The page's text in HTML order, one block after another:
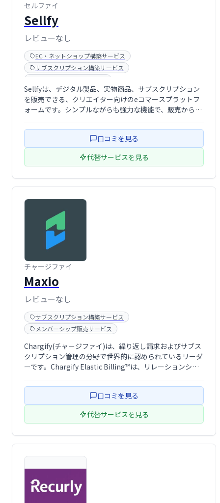
セルファイ
Sellfy
レビューなし
EC・ネットショップ構築サービス
サブスクリプション構築サービス
Sellfyは、デジタル製品、実物商品、サブスクリプション
を販売できる、クリエイター向けのeコマースプラットフ
ォームです。シンプルながらも強力な機能で、販売から顧
アルも可能です。直感的な操作性と強力な販売機能で、あ
なたのクリエイティブな作品を世界へ …
口コミを見る
代替サービスを見る
チャージファイ
Maxio
レビューなし
サブスクリプション構築サービス
メンバーシップ販売サービス
Chargify(チャージファイ)は、繰り返し請求およびサブス
クリプション管理の分野で世界的に認められているリーダ
ーです。Chargify Elastic Billing™は、リレーションシッ
する必要がある現代の定期的な収益ベースのビジネスの競
口コミを見る
代替サービスを見る